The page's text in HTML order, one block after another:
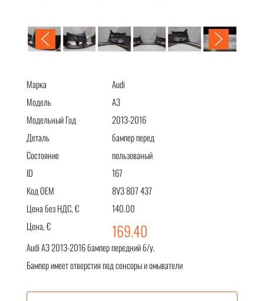
Марка
Audi
Модель
A3
Модельный Год
2013-2016
Деталь
бампер перед
Состояние
пользованый
ID
167
Код OEM
8V3 807 437
Цена без НДС, €
140.00
Цена, €
169.40
Audi A3 2013-2016 бампер передний б/у.
Бампер имеет отверстия под сенсоры и омыватели